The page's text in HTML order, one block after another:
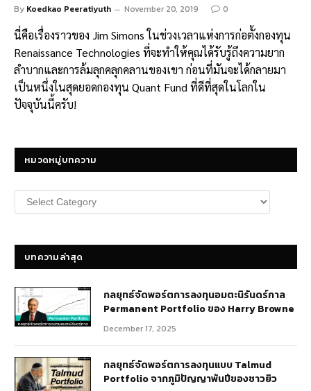
By Koedkao Peeratiyuth November 20, 2019 0
นี่คือเรื่องราวของ Jim Simons ในช่วงเวลาแห่งการก่อตั้งกองทุน
Renaissance Technologies ที่จะทำให้คุณได้รับรู้ถึงความยาก
ลำบากและการล้มลุกคลุกคลานของเขา ก่อนที่มันจะได้กลายมา
เป็นหนึ่งในสุดยอดกองทุน Quant Fund ที่ดีที่สุดในโลกใน
ปัจจุบันนี้ครับ!
หมวดหมู่บทความ
หมวด
หมู่
บทความล่าสุด
กลยุทธ์​จัดพอร์ตการลงทุนอมตะนิรันดร์กาล
Permanent Portfolio ของ Harry Browne
December 17, 2025
กลยุทธ์จัดพอร์ตการลงทุนแบบ Talmud
Portfolio จากภูมิปัญญาพันปีของชาวยิว